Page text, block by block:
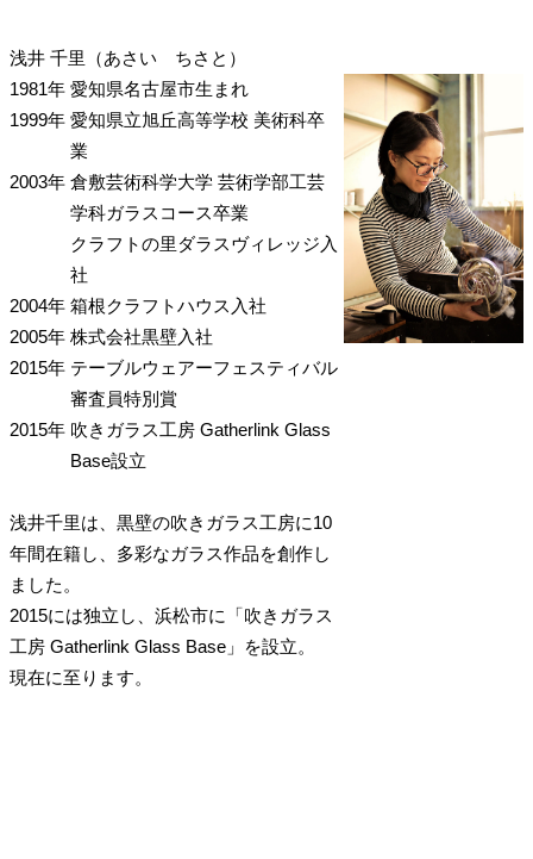
浅井 千里（あさい ちさと）
1981年 愛知県名古屋市生まれ
1999年 愛知県立旭丘高等学校 美術科卒
業
2003年 倉敷芸術科学大学 芸術学部工芸
学科ガラスコース卒業
クラフトの里ダラスヴィレッジ入
社
2004年 箱根クラフトハウス入社
2005年 株式会社黒壁入社
2015年 テーブルウェアーフェスティバル
審査員特別賞
2015年 吹きガラス工房 Gatherlink Glass
Base設立
浅井千里は、黒壁の吹きガラス工房に10
年間在籍し、多彩なガラス作品を創作し
ました。
2015には独立し、浜松市に「吹きガラス
工房 Gatherlink Glass Base」を設立。
現在に至ります。